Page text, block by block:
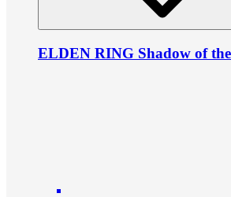
ELDEN RING Shadow of